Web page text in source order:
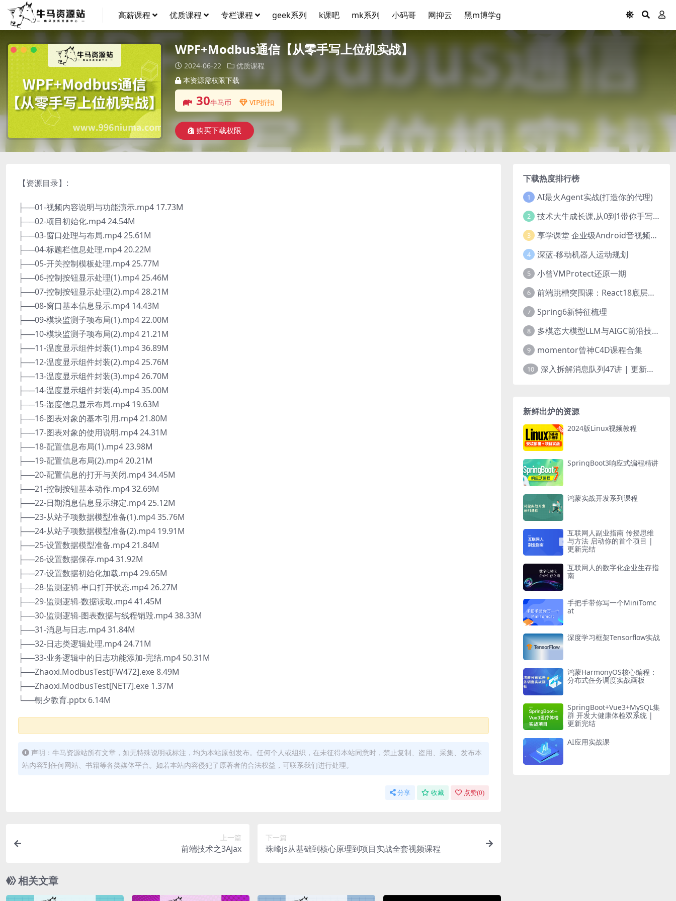
高薪课程 优质课程 专栏课程 geek系列 k课吧 mk系列 小码哥 网抑云 黑m博学g
WPF+Modbus通信【从零手写上位机实战】
2024-06-22
优质课程
本资源需权限下载
30牛马币 VIP折扣
购买下载权限
【资源目录】:
├──01-视频内容说明与功能演示.mp4 17.73M
├──02-项目初始化.mp4 24.54M
├──03-窗口处理与布局.mp4 25.61M
├──04-标题栏信息处理.mp4 20.22M
├──05-开关控制模板处理.mp4 25.77M
├──06-控制按钮显示处理(1).mp4 25.46M
├──07-控制按钮显示处理(2).mp4 28.21M
├──08-窗口基本信息显示.mp4 14.43M
├──09-模块监测子项布局(1).mp4 22.00M
├──10-模块监测子项布局(2).mp4 21.21M
├──11-温度显示组件封装(1).mp4 36.89M
├──12-温度显示组件封装(2).mp4 25.76M
├──13-温度显示组件封装(3).mp4 26.70M
├──14-温度显示组件封装(4).mp4 35.00M
├──15-湿度信息显示布局.mp4 19.63M
├──16-图表对象的基本引用.mp4 21.80M
├──17-图表对象的使用说明.mp4 24.31M
├──18-配置信息布局(1).mp4 23.98M
├──19-配置信息布局(2).mp4 20.21M
├──20-配置信息的打开与关闭.mp4 34.45M
├──21-控制按钮基本动作.mp4 32.69M
├──22-日期消息信息显示绑定.mp4 25.12M
├──23-从站子项数据模型准备(1).mp4 35.76M
├──24-从站子项数据模型准备(2).mp4 19.91M
├──25-设置数据模型准备.mp4 21.84M
├──26-设置数据保存.mp4 31.92M
├──27-设置数据初始化加载.mp4 29.65M
├──28-监测逻辑-串口打开状态.mp4 26.27M
├──29-监测逻辑-数据读取.mp4 41.45M
├──30-监测逻辑-图表数据与线程销毁.mp4 38.33M
├──31-消息与日志.mp4 31.84M
├──32-日志类逻辑处理.mp4 24.71M
├──33-业务逻辑中的日志功能添加-完结.mp4 50.31M
├──Zhaoxi.ModbusTest[FW472].exe 8.49M
├──Zhaoxi.ModbusTest[NET7].exe 1.37M
└──朝夕教育.pptx 6.14M
声明：牛马资源站所有文章，如无特殊说明或标注，均为本站原创发布。任何个人或组织，在未征得本站同意时，禁止复制、盗用、采集、发布本
站内容到任何网站、书籍等各类媒体平台。如若本站内容侵犯了原著者的合法权益，可联系我们进行处理。
分享 收藏 点赞(0)
上一篇
前端技术之3Ajax
下一篇
珠峰js从基础到核心原理到项目实战全套视频课程
相关文章
下载热度排行榜
1 AI最火Agent实战(打造你的代理)
2 技术大牛成长课,从0到1带你手写一个数据库系统
3 享学课堂 企业级Android音视频开发学习路线+项目实战（附源码）
4 深蓝-移动机器人运动规划
5 小曾VMProtect还原一期
6 前端跳槽突围课：React18底层源码深入剖析
7 Spring6新特征梳理
8 多模态大模型LLM与AIGC前沿技术实战
9 momentor曾神C4D课程合集
10 深入拆解消息队列47讲 | 更新完结
新鲜出炉的资源
2024版Linux视频教程
SpringBoot3响应式编程精讲
鸿蒙实战开发系列课程
互联网人副业指南 传授思维
与方法 启动你的首个项目 |
更新完结
互联网人的数字化企业生存指
南
手把手带你写一个MiniTomc
at
深度学习框架Tensorflow实战
鸿蒙HarmonyOS核心编程：
分布式任务调度实战画板
SpringBoot+Vue3+MySQL集
群 开发大健康体检双系统 |
更新完结
AI应用实战课